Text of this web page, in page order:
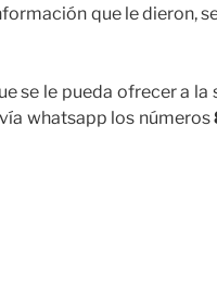
que le dieron,
se le pueda ofrecer a la
whatsapp los números